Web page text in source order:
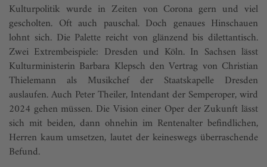
Kulturpolitik wurde in Zeiten von Corona gern und viel
gescholten. Oft auch pauschal. Doch genaues Hinschauen
lohnt sich. Die Palette reicht von glänzend bis dilettantisch.
Zwei Extrembeispiele: Dresden und Köln. In Sachsen lässt
Kulturministerin Barbara Klepsch den Vertrag von Christian
Thielemann als Musikchef der Staatskapelle Dresden
auslaufen. Auch Peter Theiler, Intendant der Semperoper, wird
2024 gehen müssen. Die Vision einer Oper der Zukunft lässt
sich mit beiden, dann ohnehin im Rentenalter befindlichen,
Herren kaum umsetzen, lautet der keineswegs überraschende
Befund.